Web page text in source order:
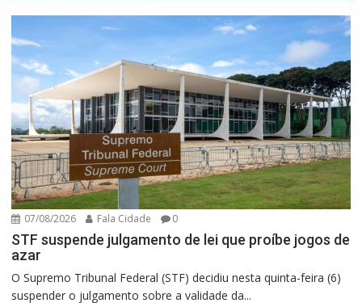
07/08/2026 Fala Cidade 0
STF suspende julgamento de lei que proíbe jogos de
azar
O Supremo Tribunal Federal (STF) decidiu nesta quinta-feira (6)
suspender o julgamento sobre a validade da...